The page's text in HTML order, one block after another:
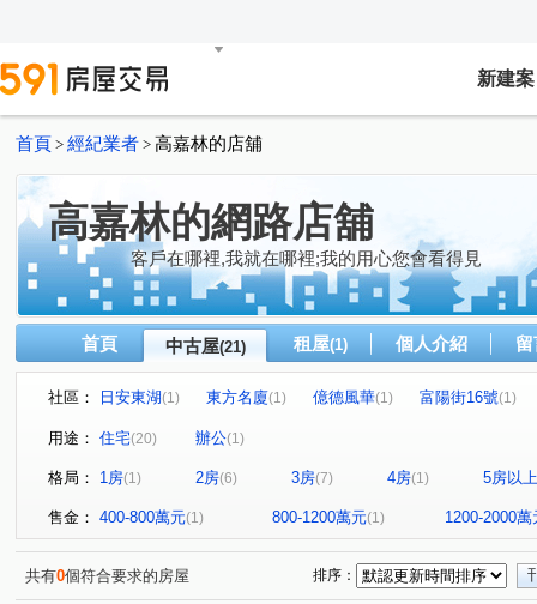
新建案
首頁 > 經紀業者 > 高嘉林的店舖
高嘉林的網路店舖
客戶在哪裡,我就在哪裡;我的用心您會看得見
首頁 中古屋(21) 租屋(1) 個人介紹
社區： 日安東湖(1) 東方名廈(1) 億德風華(1) 富陽街16號(1)
基泰香奈爾
財盛通商大樓
(1) (1) 太子東宮(1) (1)
康
南京東路五段(2) 園區街(1) 富陽街(1) 民權東路六段(3)
康寧路一段(1) 吳興街(1) 成功路五段(1) 信義路三段(1)
大同路二段(1) 基隆路二段(1) 八德路三段
樟樹一路(1) 承德路四段(1)
用途： 住宅(20) 辦公(1)
格局： 1房(1) 2房(6) 3房(7) 4房(1) 5房以上
售金： 400-800萬元(1) 800-1200萬元(1) 1200-2000萬
共有0個符合要求的房屋 排序：